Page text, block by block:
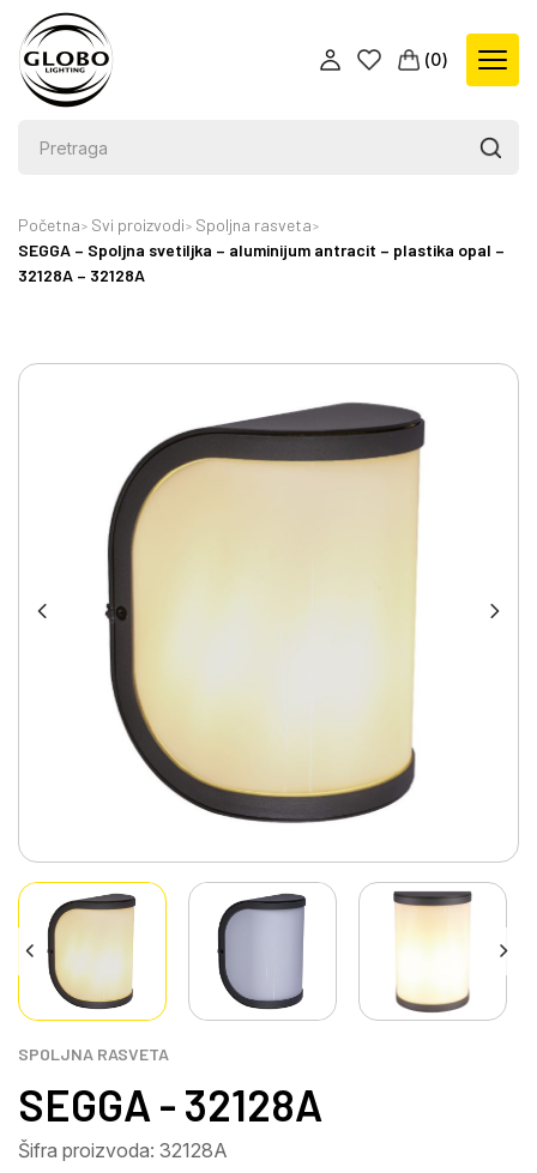
(0)
Početna Svi proizvodi
Spoljna rasveta
SEGGA – Spoljna svetiljka – aluminijum antracit – plastika opal –
32128A – 32128A
SPOLJNA RASVETA
SEGGA - 32128A
Šifra proizvoda: 32128A